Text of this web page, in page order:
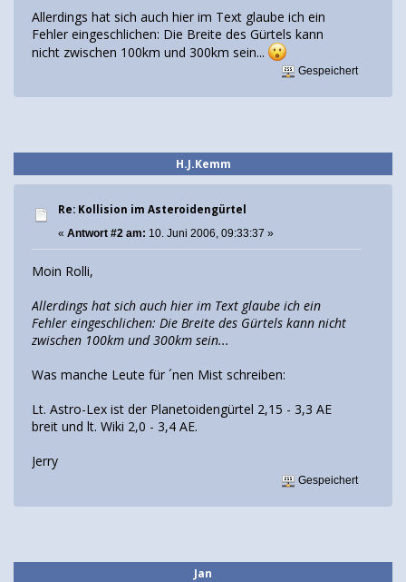
Allerdings hat sich auch hier im Text glaube ich ein
Fehler eingeschlichen: Die Breite des Gürtels kann
nicht zwischen 100km und 300km sein...
Gespeichert
H.J.Kemm
Re: Kollision im Asteroidengürtel
« Antwort #2 am: 10. Juni 2006, 09:33:37 »
Moin Rolli,
Allerdings hat sich auch hier im Text glaube ich ein
Fehler eingeschlichen: Die Breite des Gürtels kann nicht
zwischen 100km und 300km sein...
Was manche Leute für ´nen Mist schreiben:
Lt. Astro-Lex ist der Planetoidengürtel 2,15 - 3,3 AE
breit und lt. Wiki 2,0 - 3,4 AE.
Jerry
Gespeichert
Jan